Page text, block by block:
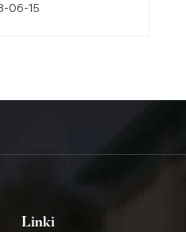
06-15
Linki